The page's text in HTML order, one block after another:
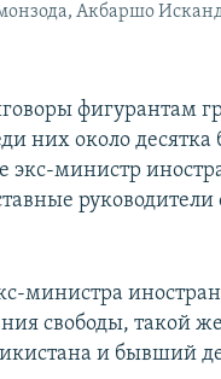
Акбаршо
фигурантам
них около
экс-министр
министра
свободы, такой
и бывший